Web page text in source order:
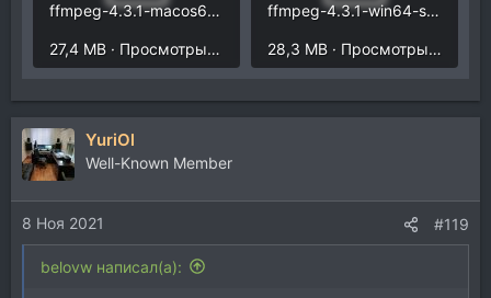
ffmpeg-4.3.1-macos64-shared.zip
27,4 MB · Просмотры: 260
ffmpeg-4.3.1-win64-shared.zip
28,3 MB · Просмотры: 269
YuriOl
Well-Known Member
8 Ноя 2021 #119
belovw написал(а):